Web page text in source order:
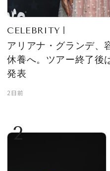
CELEBRITY
アリアナ・グランデ、
休養へ。ツアー終了後
発表
2日前
2